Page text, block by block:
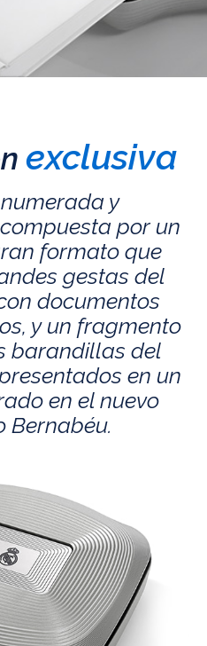
exclusiva
y
por un
formato que
gestas del
documentos
y un fragmento
barandillas del
en un
en el nuevo
Bernabéu.